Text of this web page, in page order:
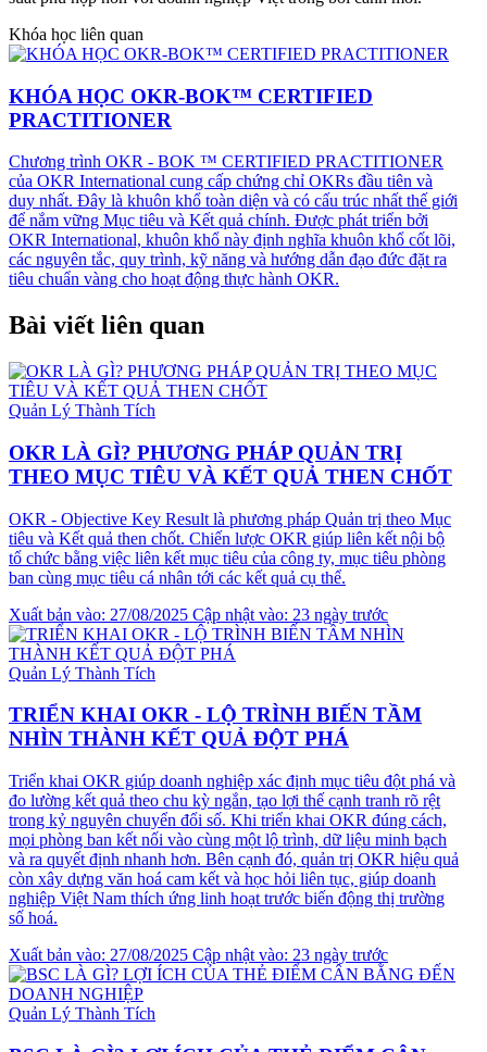
Khóa học liên quan
KHÓA HỌC OKR-BOK™ CERTIFIED
PRACTITIONER
Chương trình OKR - BOK ™ CERTIFIED PRACTITIONER
của OKR International cung cấp chứng chỉ OKRs đầu tiên và
duy nhất. Đây là khuôn khổ toàn diện và có cấu trúc nhất thế giới
để nắm vững Mục tiêu và Kết quả chính. Được phát triển bởi
OKR International, khuôn khổ này định nghĩa khuôn khổ cốt lõi,
các nguyên tắc, quy trình, kỹ năng và hướng dẫn đạo đức đặt ra
tiêu chuẩn vàng cho hoạt động thực hành OKR.
Bài viết liên quan
Quản Lý Thành Tích
OKR LÀ GÌ? PHƯƠNG PHÁP QUẢN TRỊ
THEO MỤC TIÊU VÀ KẾT QUẢ THEN CHỐT
OKR - Objective Key Result là phương pháp Quản trị theo Mục
tiêu và Kết quả then chốt. Chiến lược OKR giúp liên kết nội bộ
tổ chức bằng việc liên kết mục tiêu của công ty, mục tiêu phòng
ban cùng mục tiêu cá nhân tới các kết quả cụ thể.
Xuất bản vào: 27/08/2025 Cập nhật vào: 23 ngày trước
Quản Lý Thành Tích
TRIỂN KHAI OKR - LỘ TRÌNH BIẾN TẦM
NHÌN THÀNH KẾT QUẢ ĐỘT PHÁ
Triển khai OKR giúp doanh nghiệp xác định mục tiêu đột phá và
đo lường kết quả theo chu kỳ ngắn, tạo lợi thế cạnh tranh rõ rệt
trong kỷ nguyên chuyển đổi số. Khi triển khai OKR đúng cách,
mọi phòng ban kết nối vào cùng một lộ trình, dữ liệu minh bạch
và ra quyết định nhanh hơn. Bên cạnh đó, quản trị OKR hiệu quả
còn xây dựng văn hoá cam kết và học hỏi liên tục, giúp doanh
nghiệp Việt Nam thích ứng linh hoạt trước biến động thị trường
số hoá.
Xuất bản vào: 27/08/2025 Cập nhật vào: 23 ngày trước
Quản Lý Thành Tích